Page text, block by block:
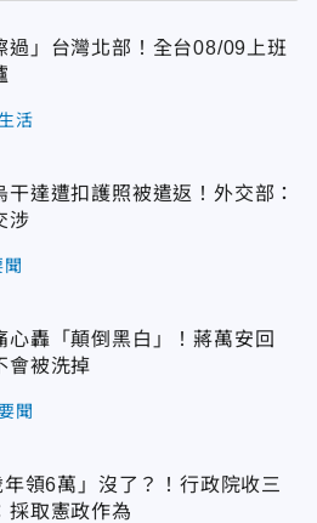
過」台灣北部！全台08/09上班
生活
干達遭扣護照被遣返！外交部：
涉
聞
心轟「顛倒黑白」！蔣萬安回
會被洗掉
聞
年領6萬」沒了？！行政院收三
採取憲政作為